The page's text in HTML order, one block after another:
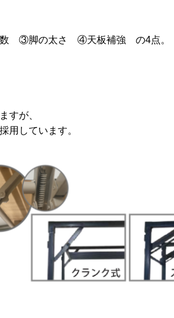
③脚の太さ ④天板補強 の4点。
すが、
用しています。